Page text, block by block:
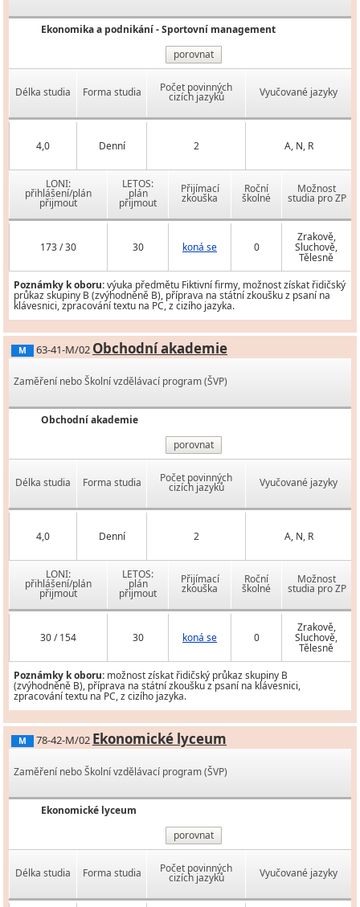
Ekonomika a podnikání - Sportovní management
porovnat
Délka studia Forma studia Počet povinných
cizích jazyků Vyučované jazyky
4,0 Denní 2 A, N, R
LONI:
přihlášení/plán
přijmout
LETOS:
plán
přijmout
Přijímací
zkouška
Roční
školné
Možnost
studia pro ZP
173 / 30 30 koná se 0
Zrakově,
Sluchově,
Tělesně
Poznámky k oboru:výuka předmětu Fiktivní firmy, možnost získat řidičský
průkaz skupiny B (zvýhodněně B), příprava na státní zkoušku z psaní na
klávesnici, zpracování textu na PC, z cizího jazyka.
M 63-41-M/02 Obchodní akademie
Zaměření nebo Školní vzdělávací program (ŠVP)
Obchodní akademie
porovnat
Délka studia Forma studia Počet povinných
cizích jazyků Vyučované jazyky
4,0 Denní 2 A, N, R
LONI:
přihlášení/plán
přijmout
LETOS:
plán
přijmout
Přijímací
zkouška
Roční
školné
Možnost
studia pro ZP
30 / 154 30 koná se 0
Zrakově,
Sluchově,
Tělesně
Poznámky k oboru: možnost získat řidičský průkaz skupiny B
(zvýhodněně B), příprava na státní zkoušku z psaní na klávesnici,
zpracování textu na PC, z cizího jazyka.
M 78-42-M/02 Ekonomické lyceum
Zaměření nebo Školní vzdělávací program (ŠVP)
Ekonomické lyceum
porovnat
Délka studia Forma studia Počet povinných
cizích jazyků Vyučované jazyky